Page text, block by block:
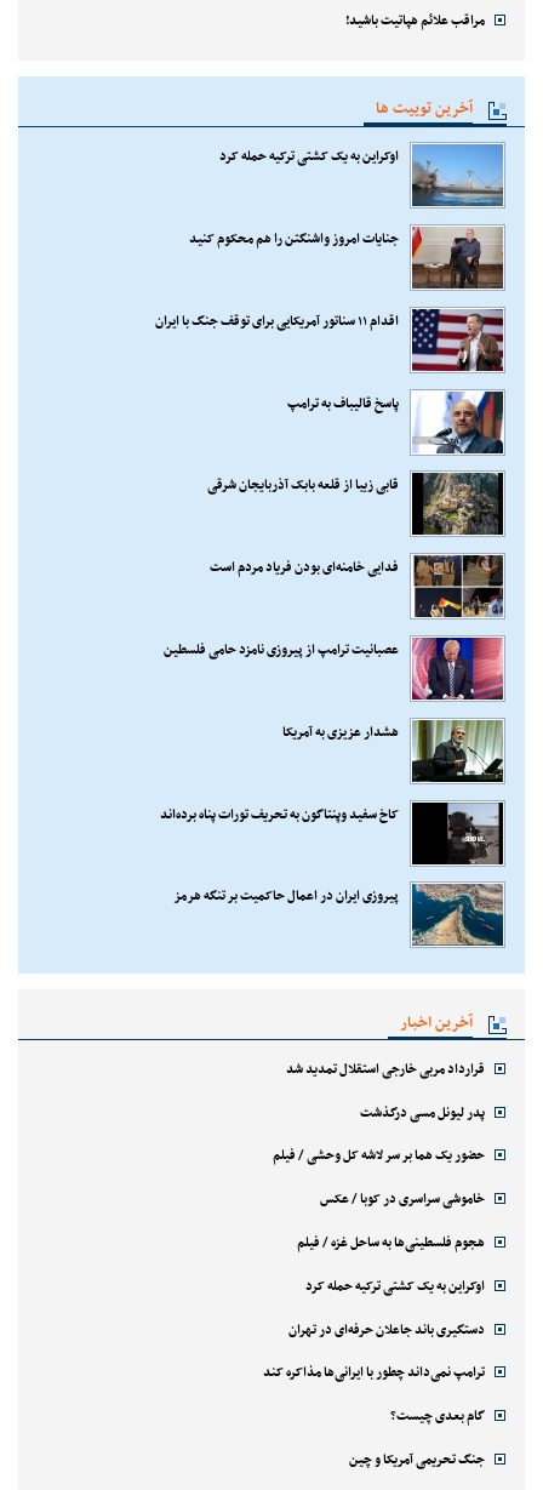
مراقب علائم هپاتیت باشید!
آخرین توییت ها
اوکراین به یک کشتی ترکیه حمله کرد
جنایات امروز واشنگتن را هم محکوم کنید
اقدام ۱۱ سناتور آمریکایی برای توقف جنگ با ایران
پاسخ قالیباف به ترامپ
قابی زیبا از قلعه بابک آذربایجان شرقی
فدایی خامنه‌ای بودن فریاد مردم است
عصبانیت ترامپ از پیروزی نامزد حامی فلسطین
هشدار عزیزی به آمریکا
کاخ سفید وپنتاگون به تحریف تورات پناه برده‌اند
پیروزی ایران در اعمال حاکمیت بر تنگه هرمز
آخرین اخبار
قرارداد مربی خارجی استقلال تمدید شد
پدر لیونل مسی درگذشت
حضور یک هما بر سر لاشه‌ کل وحشی / فیلم
خاموشی سراسری در کوبا / عکس
هجوم فلسطینی‌ها به ساحل غزه / فیلم
اوکراین به یک کشتی ترکیه حمله کرد
دستگیری باند جاعلان حرفه‌ای در تهران
ترامپ نمی‌داند چطور با ایرانی‌ها مذاکره کند
گام بعدی چیست؟
جنگ تحریمی آمریکا و چین